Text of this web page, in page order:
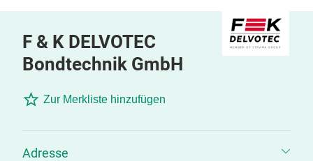
F & K DELVOTEC
Bondtechnik GmbH
Zur Merkliste hinzufügen
Adresse